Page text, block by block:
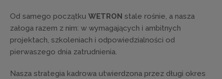
Od samego początku WETRON stale rośnie, a nasza
załoga razem z nim: w wymagających i ambitnych
projektach, szkoleniach i odpowiedzialności od
pierwaszego dnia zatrudnienia.
Nasza strategia kadrowa utwierdzona przez długi okres